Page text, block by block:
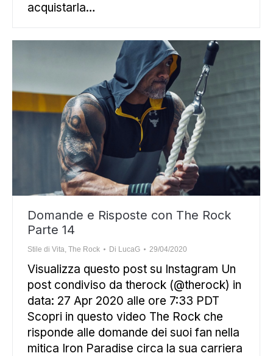
acquistarla…
Domande e Risposte con The Rock
Parte 14
Stile di Vita The Rock Di LucaG 29/04/2020
Visualizza questo post su Instagram Un
post condiviso da therock (@therock) in
data: 27 Apr 2020 alle ore 7:33 PDT
Scopri in questo video The Rock che
risponde alle domande dei suoi fan nella
mitica Iron Paradise circa la sua carriera